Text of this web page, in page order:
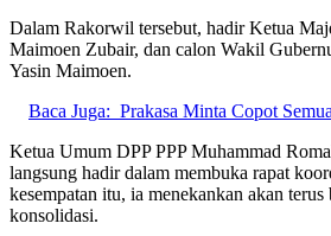
Dalam Rakorwil tersebut, hadir Ketua
Maimoen Zubair, dan calon Wakil
Yasin Maimoen.
Baca Juga: Prakasa Minta Copot
Ketua Umum DPP PPP Muhammad
langsung hadir dalam membuka rapat
kesempatan itu, ia menekankan akan
konsolidasi.